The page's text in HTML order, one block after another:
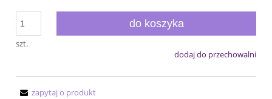
szt.
do koszyka
dodaj do przechowalni
zapytaj o produkt